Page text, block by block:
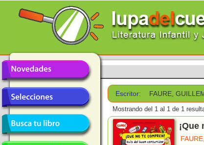
Escritor: FAURE,
Mostrando del 1 al 1 de 1